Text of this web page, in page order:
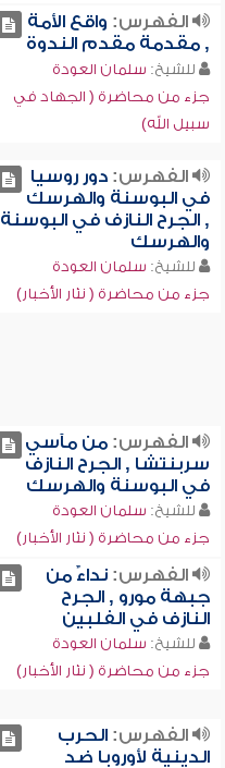
الفهرس: واقع الأمة
, مقدمة مقدم الندوة
للشيخ: سلمان العودة
جزء من محاضرة ( الجهاد في
سبيل الله)
الفهرس:دور روسيا
في البوسنة والهرسك
, الجرح النازف في البوسنة
والهرسك
للشيخ: سلمان العودة
جزء من محاضرة ( نثار الأخبار)
الفهرس:من مآسي
سربنتشا , الجرح النازف
في البوسنة والهرسك
للشيخ: سلمان العودة
جزء من محاضرة ( نثار الأخبار)
الفهرس:نداءٌ من
جبهة مورو , الجرح
النازف في الفلبين
للشيخ: سلمان العودة
جزء من محاضرة ( نثار الأخبار)
الفهرس:الحرب
الدينية لأوروبا ضد